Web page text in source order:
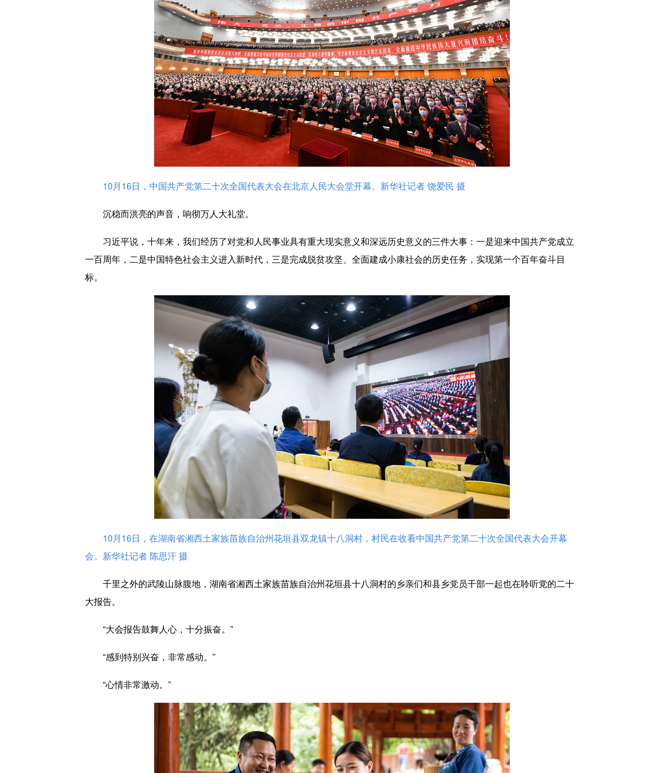
10月16日，中国共产党第二十次全国代表大会在北京人民大会堂开幕。新华社记者 饶爱民 摄
沉稳而洪亮的声音，响彻万人大礼堂。
习近平说，十年来，我们经历了对党和人民事业具有重大现实意义和深远历史意义的三件大事：一是迎来中国共产党成立
一百周年，二是中国特色社会主义进入新时代，三是完成脱贫攻坚、全面建成小康社会的历史任务，实现第一个百年奋斗目
标。
10月16日，在湖南省湘西土家族苗族自治州花垣县双龙镇十八洞村，村民在收看中国共产党第二十次全国代表大会开幕
会。新华社记者 陈思汗 摄
千里之外的武陵山脉腹地，湖南省湘西土家族苗族自治州花垣县十八洞村的乡亲们和县乡党员干部一起也在聆听党的二十
大报告。
“大会报告鼓舞人心，十分振奋。”
“感到特别兴奋，非常感动。”
“心情非常激动。”